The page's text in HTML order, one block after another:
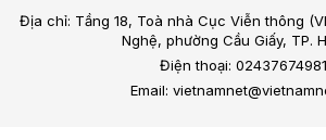
Địa chỉ: Tầng 18, Toà nhà Cục Viễn thông
Nghệ, phường Cầu Giấy, TP.
Điện thoại: 02437674981
Email: